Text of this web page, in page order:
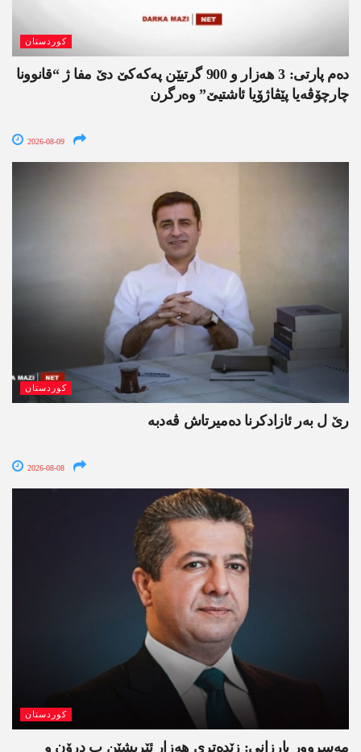
کوردستان
دەم پارتی: 3 ھەزار و 900 گرتیێن پەکەکێ دێ مفا ژ “قانوونا
چارچۆڤەیا پێڤاژۆیا ئاشتیێ” وەرگرن
2026-08-09
کوردستان
رێ ل بەر ئازادکرنا دەمیرتاش ڤەدبە
2026-08-08
کوردستان
مەسروور بارزانی: زێدەتری ھەزار ئێریشێن ب درۆن و